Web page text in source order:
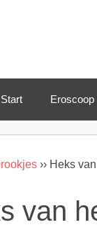
Start Eroscoop
›› Heks
van